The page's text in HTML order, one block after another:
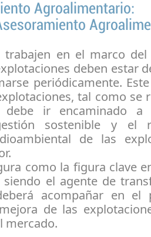
Agroalimentario:
trabajen en el marco
deben estar
periódicamente.
tal como se
debe ir encaminado a
sostenible y el
de las
como la figura clave
el agente de
acompañar en el
de las
mercado.